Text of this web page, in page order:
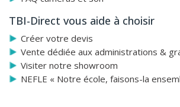
TBI-Direct vous aide à choisir
Créer votre devis
Vente dédiée aux administrations &
Visiter notre showroom
NEFLE « Notre école, faisons-la